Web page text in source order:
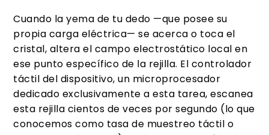
Cuando la yema de tu dedo —que posee su
propia carga eléctrica— se acerca o toca el
cristal, altera el campo electrostático local en
ese punto específico de la rejilla. El controlador
táctil del dispositivo, un microprocesador
dedicado exclusivamente a esta tarea, escanea
esta rejilla cientos de veces por segundo (lo que
conocemos como tasa de muestreo táctil o